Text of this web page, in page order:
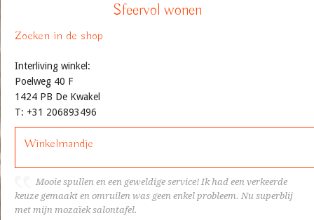
Sfeervol wonen
Zoeken in de shop
Interliving winkel:
Poelweg 40 F
1424 PB De Kwakel
T: +31 206893496
Winkelmandje
Mooie spullen en een geweldige service! Ik had een verkeerde
keuze gemaakt en omruilen was geen enkel probleem. Nu superblij
met mijn mozaïek salontafel.